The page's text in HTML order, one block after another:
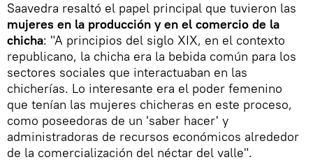
Saavedra resaltó el papel principal que tuvieron las
mujeres en la producción y en el comercio de la
chicha: "A principios del siglo XIX, en el contexto
republicano, la chicha era la bebida común para los
sectores sociales que interactuaban en las
chicherías. Lo interesante era el poder femenino
que tenían las mujeres chicheras en este proceso,
como poseedoras de un 'saber hacer' y
administradoras de recursos económicos alrededor
de la comercialización del néctar del valle".